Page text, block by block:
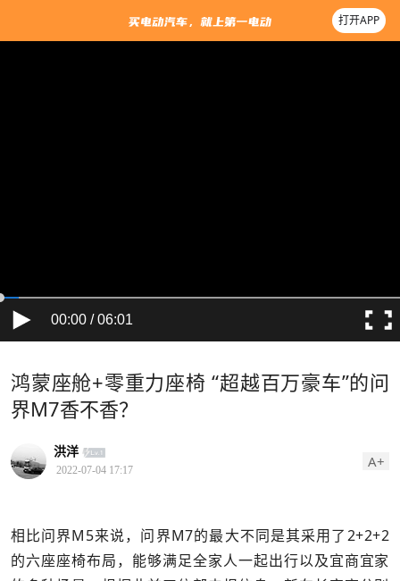
打开APP
00:00 / 06:01
鸿蒙座舱+零重力座椅 “超越百万豪车”的问
界M7香不香？
洪洋
2022-07-04 17:17 A+
相比问界M5来说，问界M7的最大不同是其采用了2+2+2
的六座座椅布局，能够满足全家人一起出行以及宜商宜家